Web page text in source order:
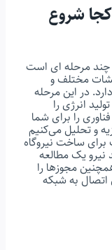
شروع
چند مرحله ای است
مختلف و
در این مرحله
انرژی را
را برای شما
و تحلیل می‌کنیم
ساخت نیروگاه
یک مطالعه
مجوزها را
اتصال به شبکه